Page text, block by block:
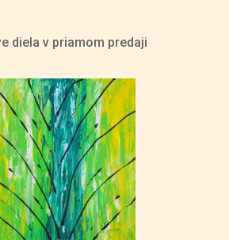
diela v priamom predaji